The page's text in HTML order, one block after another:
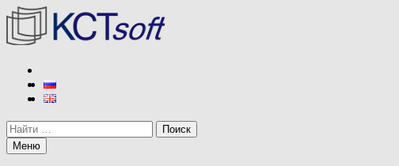
Перейти
содержимому
КСТ софт
Разработчик программы СуперОкна
Поиск
Меню